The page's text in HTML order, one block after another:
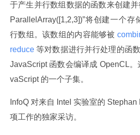
于产生并行数组数据的函数来创建
ParallelArray([1,2,3])”将创建一个
行数组。该数组的内容能够被
reduce 等对数据进行并行处理的函
JavaScript 函数会编译成 OpenCL
vaScript 的一个子集。
InfoQ 对来自 Intel 实验室的
项工作的独家采访。